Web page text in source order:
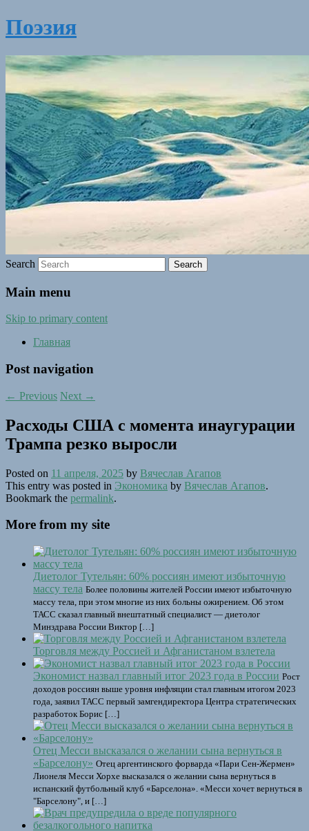
Поэзия
Search
Main menu
Skip to primary content
Главная
Post navigation
← Previous Next →
Расходы США с момента инаугурации
Трампа резко выросли
Posted on 11 апреля, 2025 by Вячеслав Агапов
This entry was posted in Экономика by Вячеслав Агапов.
Bookmark the permalink.
More from my site
Диетолог Тутельян: 60% россиян имеют избыточную
массу тела Более половины жителей России имеют избыточную
массу тела, при этом многие из них больны ожирением. Об этом
ТАСС сказал главный внештатный специалист — диетолог
Минздрава России Виктор […]
Торговля между Россией и Афганистаном взлетела
Экономист назвал главный итог 2023 года в России Рост
доходов россиян выше уровня инфляции стал главным итогом 2023
года, заявил ТАСС первый замгендиректора Центра стратегических
разработок Борис […]
Отец Месси высказался о желании сына вернуться в
«Барселону» Отец аргентинского форварда «Пари Сен-Жермен»
Лионеля Месси Хорхе высказался о желании сына вернуться в
испанский футбольный клуб «Барселона». «Месси хочет вернуться в
"Барселону", и […]